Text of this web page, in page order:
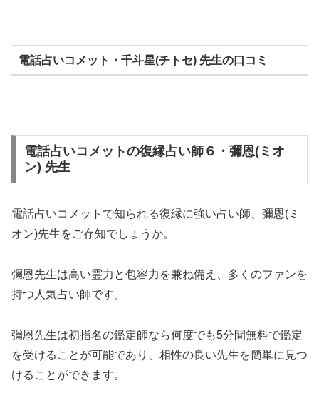
電話占いコメット・千斗星(チトセ) 先生の口コミ
電話占いコメットの復縁占い師６・彌恩(ミオ
ン) 先生
電話占いコメットで知られる復縁に強い占い師、彌恩(ミ
オン)先生をご存知でしょうか。
彌恩先生は高い霊力と包容力を兼ね備え、多くのファンを
持つ人気占い師です。
彌恩先生は初指名の鑑定師なら何度でも5分間無料で鑑定
を受けることが可能であり、相性の良い先生を簡単に見つ
けることができます。